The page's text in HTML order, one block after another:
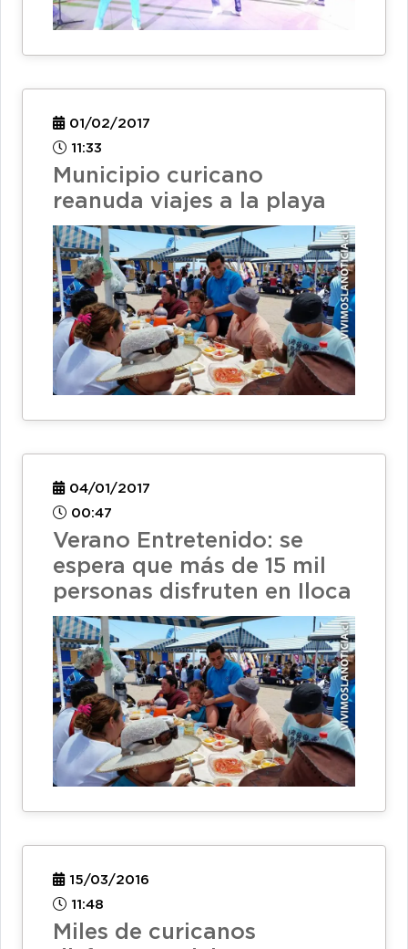
01/02/2017
11:33
Municipio curicano
reanuda viajes a la playa
04/01/2017
00:47
Verano Entretenido: se
espera que más de 15 mil
personas disfruten en Iloca
15/03/2016
11:48
Miles de curicanos